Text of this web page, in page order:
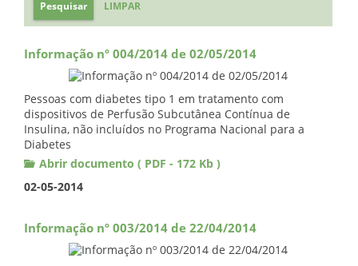
Pesquisar LIMPAR
Informação nº 004/2014 de 02/05/2014
Pessoas com diabetes tipo 1 em tratamento com
dispositivos de Perfusão Subcutânea Contínua de
Insulina, não incluídos no Programa Nacional para a
Diabetes
Abrir documento ( PDF - 172 Kb )
02-05-2014
Informação nº 003/2014 de 22/04/2014